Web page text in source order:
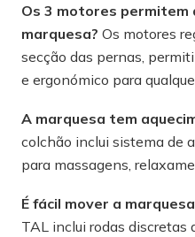
Os 3 motores
marquesa? Os motores
secção das pernas,
e ergonómico para
A marquesa tem
colchão inclui sistema de
para massagens,
É fácil mover a
TAL inclui rodas discretas